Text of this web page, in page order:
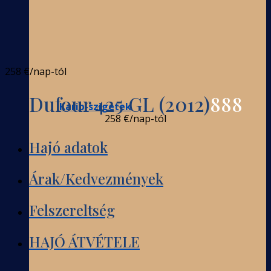
Karib-szigetek
258 €/nap-tól
Dufour 425 GL (2012)888
258 €/nap-tól
Hajó adatok
Árak/Kedvezmények
Felszereltség
HAJÓ ÁTVÉTELE